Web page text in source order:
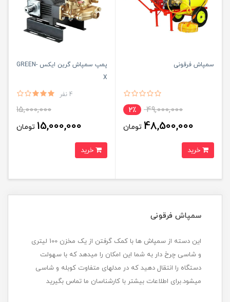
سمپاش فرقونی
49,000,000 2٪
48,500,000 تومان
پمپ سمپاش گرین ایکس GREEN-
X
4 نفر
15,000,000
15,000,000 تومان
سمپاش فرقونی
این دسته از سمپاش ها با کمک گرفتن از یک مخزن 100 لیتری
و شاسی چرخ دار به شما این امکان را میدهد که با سهولت
دستگاه را انتقال دهید که در مدلهای متفاوت کوبله و شاسی
میشود.برای اطلاعات بیشتر با کارشناسان ما تماس بگیرید